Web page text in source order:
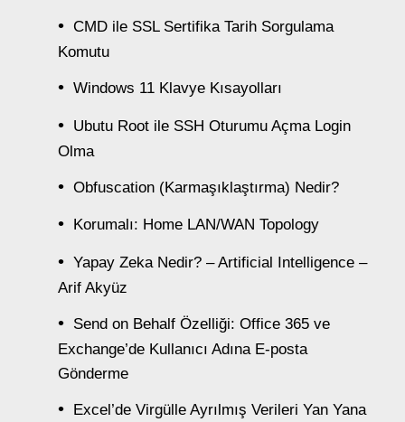
CMD ile SSL Sertifika Tarih Sorgulama
Komutu
Windows 11 Klavye Kısayolları
Ubutu Root ile SSH Oturumu Açma Login
Olma
Obfuscation (Karmaşıklaştırma) Nedir?
Korumalı: Home LAN/WAN Topology
Yapay Zeka Nedir? – Artificial Intelligence –
Arif Akyüz
Send on Behalf Özelliği: Office 365 ve
Exchange’de Kullanıcı Adına E-posta
Gönderme
Excel’de Virgülle Ayrılmış Verileri Yan Yana